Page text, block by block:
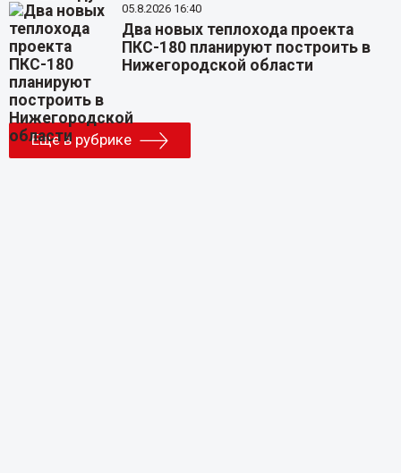
05.8.2026 16:40
Два новых теплохода проекта
ПКС-180 планируют построить в
Нижегородской области
Еще в рубрике